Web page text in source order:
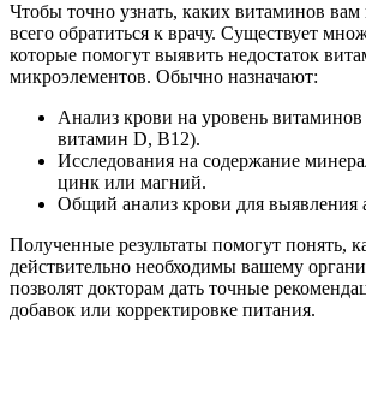
Чтобы точно узнать, каких витаминов вам
всего обратиться к врачу. Существует
которые помогут выявить недостаток
микроэлементов. Обычно назначают:
Анализ крови на уровень
витамин D, B12).
Исследования на содержание
цинк или магний.
Общий анализ крови для выявления
Полученные результаты помогут понять,
действительно необходимы вашему
позволят докторам дать точные
добавок или корректировке питания.